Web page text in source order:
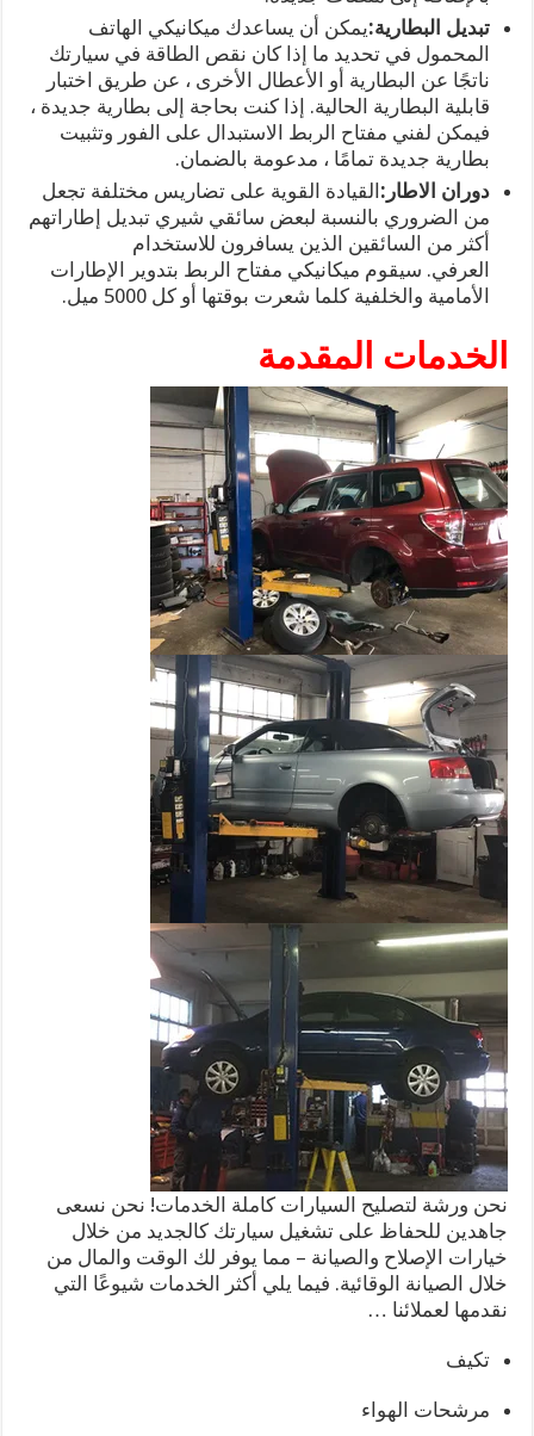
تبديل البطارية:يمكن أن يساعدك ميكانيكي الهاتف
المحمول في تحديد ما إذا كان نقص الطاقة في سيارتك
ناتجًا عن البطارية أو الأعطال الأخرى ، عن طريق اختبار
قابلية البطارية الحالية. إذا كنت بحاجة إلى بطارية جديدة ،
فيمكن لفني مفتاح الربط الاستبدال على الفور وتثبيت
بطارية جديدة تمامًا ، مدعومة بالضمان.
دوران الاطار: القيادة القوية على تضاريس مختلفة تجعل
من الضروري بالنسبة لبعض سائقي شيري تبديل إطاراتهم
أكثر من السائقين الذين يسافرون للاستخدام
العرفي. سيقوم ميكانيكي مفتاح الربط بتدوير الإطارات
الأمامية والخلفية كلما شعرت بوقتها أو كل 5000 ميل.
الخدمات المقدمة
نحن ورشة لتصليح السيارات كاملة الخدمات! نحن نسعى
جاهدين للحفاظ على تشغيل سيارتك كالجديد من خلال
خيارات الإصلاح والصيانة – مما يوفر لك الوقت والمال من
خلال الصيانة الوقائية. فيما يلي أكثر الخدمات شيوعًا التي
نقدمها لعملائنا …
تكيف
مرشحات الهواء